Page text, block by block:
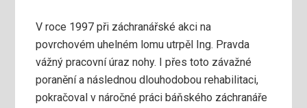
V roce 1997 při záchranářské akci na
povrchovém uhelném lomu utrpěl Ing. Pravda
vážný pracovní úraz nohy. I přes toto závažné
poranění a následnou dlouhodobou rehabilitaci,
pokračoval v náročné práci báňského záchranáře